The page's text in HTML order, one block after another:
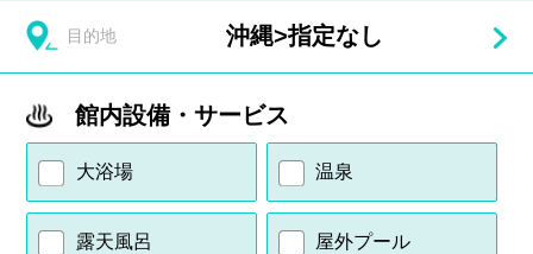
目的地 沖縄>指定なし
館内設備・サービス
大浴場 温泉
露天風呂 屋外プール